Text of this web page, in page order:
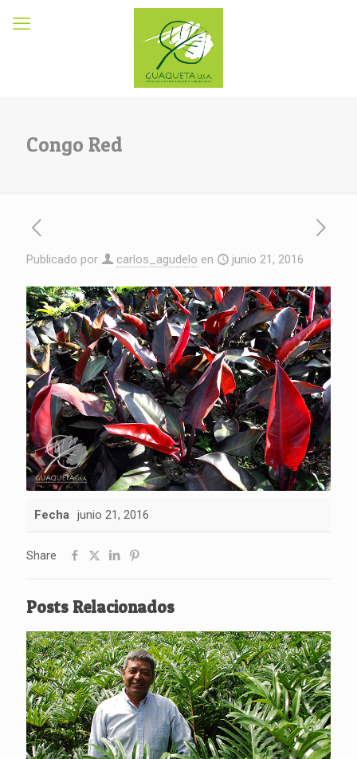
Congo Red
Publicado por carlos_agudelo en junio 21, 2016
Fecha junio 21, 2016
Share
Posts Relacionados